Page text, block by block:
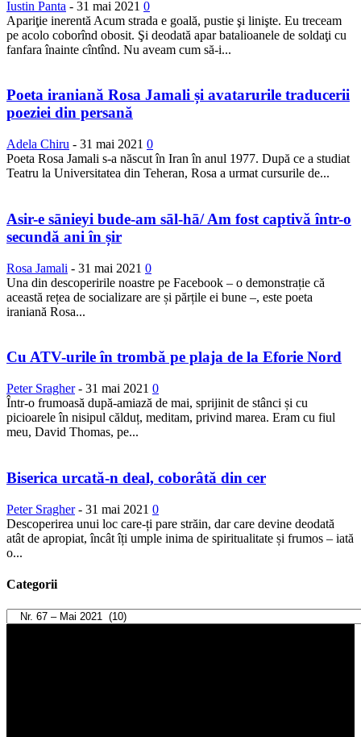
Iustin Panta - 31 mai 2021 0
Apariţie inerentă Acum strada e goală, pustie şi linişte. Eu treceam
pe acolo coborînd obosit. Şi deodată apar batalioanele de soldaţi cu
fanfara înainte cîntînd. Nu aveam cum să-i...
Poeta iraniană Rosa Jamali și avatarurile traducerii
poeziei din persană
Adela Chiru - 31 mai 2021 0
Poeta Rosa Jamali s-a născut în Iran în anul 1977. După ce a studiat
Teatru la Universitatea din Teheran, Rosa a urmat cursurile de...
Asir-e sānieyi bude-am sāl-hā/ Am fost captivă într-o
secundă ani în șir
Rosa Jamali - 31 mai 2021 0
Una din descoperirile noastre pe Facebook – o demonstrație că
această rețea de socializare are și părțile ei bune –, este poeta
iraniană Rosa...
Cu ATV-urile în trombă pe plaja de la Eforie Nord
Peter Sragher - 31 mai 2021 0
Într-o frumoasă după-amiază de mai, sprijinit de stânci și cu
picioarele în nisipul călduț, meditam, privind marea. Eram cu fiul
meu, David Thomas, pe...
Biserica urcată-n deal, coborâtă din cer
Peter Sragher - 31 mai 2021 0
Descoperirea unui loc care-ți pare străin, dar care devine deodată
atât de apropiat, încât îți umple inima de spiritualitate și frumos – iată
o...
Categorii
Categorii